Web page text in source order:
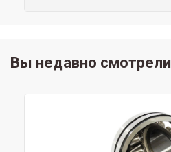
Вы недавно смотрели